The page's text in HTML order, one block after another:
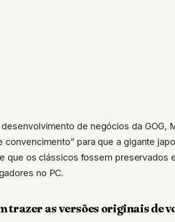
de negócios da GOG,
convencimento” para que a gigante
que os clássicos fossem preservados
no PC.
trazer as versões originais de